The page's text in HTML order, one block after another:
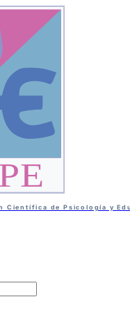
Científica de Psicología y